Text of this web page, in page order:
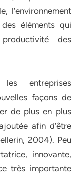
l’environnement
éléments qui
des
entreprises
façons de
de plus en plus
afin d’être
2004). Peu
innovante,
très importante